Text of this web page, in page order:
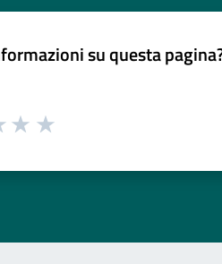
su questa